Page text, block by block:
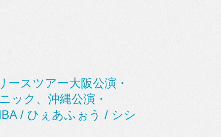
スツアー大阪公演・
ック、沖縄公演・
/ ひぇあふぉう / シシ